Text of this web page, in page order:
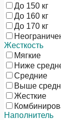
До 150 кг
До 160 кг
До 170 кг
Жесткость
Мягкие
Ниже
Средние
Выше
Жесткие
Наполнитель